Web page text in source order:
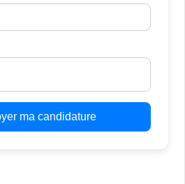
ma candidature